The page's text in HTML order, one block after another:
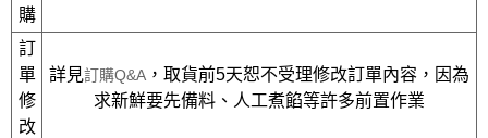
購
訂
單
修
改
詳見訂購Q&A ，取貨前5天恕不受理修改訂單內容，因為
求新鮮要先備料、人工煮餡等許多前置作業